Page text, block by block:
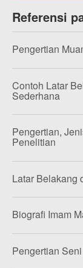
Referensi
Pengertian
Contoh Latar
Sederhana
Pengertian,
Penelitian
Latar Belakang
Biografi Imam
Pengertian